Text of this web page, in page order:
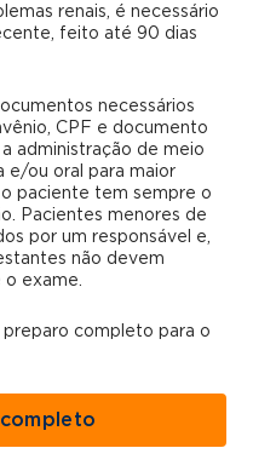
renais, é necessário
feito até 90 dias
necessários
CPF e documento
administração de meio
e/ou oral para maior
paciente tem sempre o
Pacientes menores de
por um responsável e,
não devem
o exame.
preparo completo para o